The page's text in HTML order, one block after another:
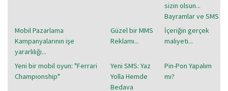
sizin olsun...
Bayramlar ve SMS
Mobil Pazarlama
Kampanyalarının işe
yararlılığı...
Güzel bir MMS
Reklamı...
İçeriğin gerçek
maliyeti...
Yeni bir mobil oyun: "Ferrari
Championship"
Yeni SMS: Yaz
Yolla Hemde
Bedava
Pin-Pon Yapalım
mı?